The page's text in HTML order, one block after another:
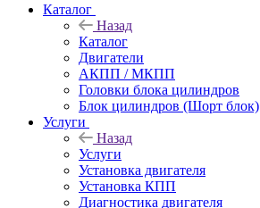
Каталог
Назад
Каталог
Двигатели
АКПП / МКПП
Головки блока цилиндров
Блок цилиндров (Шорт блок)
Услуги
Назад
Услуги
Установка двигателя
Установка КПП
Диагностика двигателя